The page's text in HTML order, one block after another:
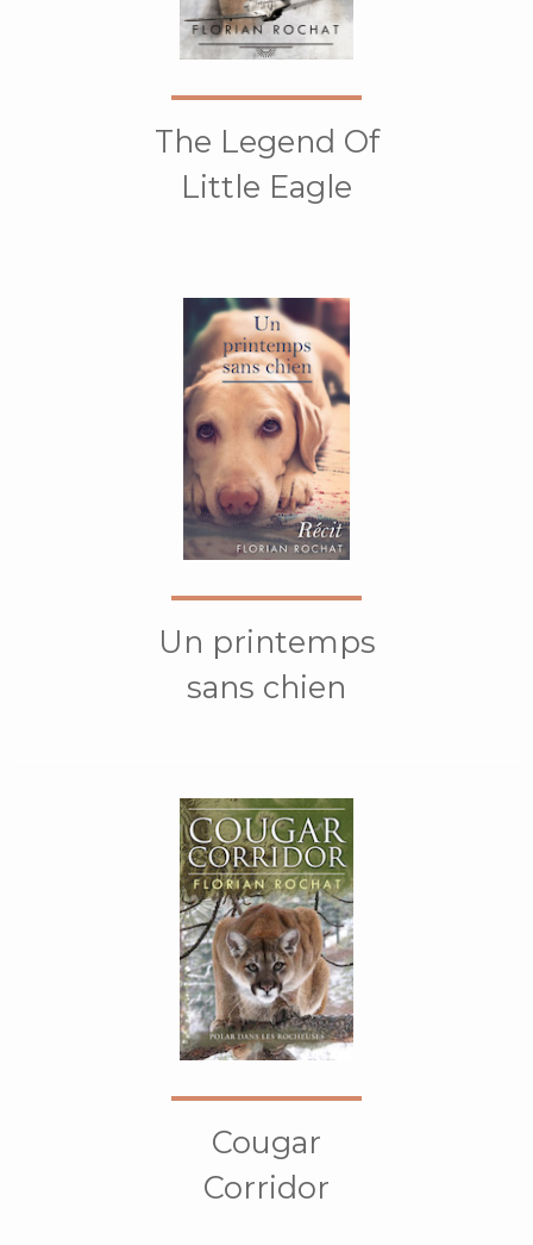
The Legend Of
Little Eagle
Un printemps
sans chien
Cougar
Corridor